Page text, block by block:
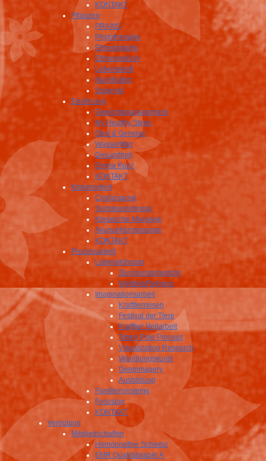
KONTAKT
Pflanzen
PRAXIS
Phytotherapie
Ethnobotanik
Ethnomedizin
Lebenskraft
Bachblüten
Spagyrik
Ernährung
Gewichtsmanagement
My Healthy Steps
Obst & Gemüse
Wasserfilter
Gesundheit
Emma Kunz
KONTAKT
Körperarbeit
Craniosacral
Somatoemotional
Klassische Massage
Akupunkturmassage
KONTAKT
Prozessarbeit
Lebensführung
Zeremonialmedizin
Weltbild/Religion
Imaginationsarbeit
Krafttierreisen
Festival der Tiere
Krafttier Heilarbeit
Totem Pole Process
Visualization Research
Wandlungskunst
Deepimagery
Ausbildung
Familiensysteme
Focusing
KONTAKT
Vergütung
Mitgliedschaften
Homöopathie Schweiz
EMR Qualitätslabel A